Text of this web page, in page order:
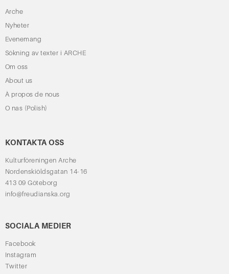
Arche
Nyheter
Evenemang
Sökning av texter i ARCHE
Om oss
About us
À propos de nous
O nas (Polish)
KONTAKTA OSS
Kulturföreningen Arche
Nordenskiöldsgatan 14-16
413 09 Göteborg
info@freudianska.org
SOCIALA MEDIER
Facebook
Instagram
Twitter